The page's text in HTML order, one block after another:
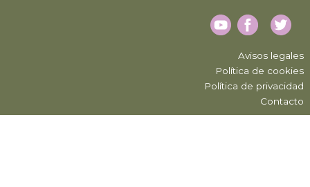
Avisos legales
Política de cookies
Política de privacidad
Contacto